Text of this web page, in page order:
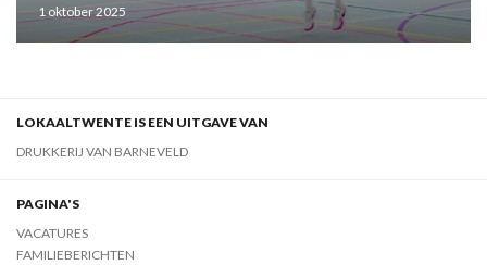
1 oktober 2025
LOKAALTWENTE IS EEN UITGAVE VAN
DRUKKERIJ VAN BARNEVELD
PAGINA'S
VACATURES
FAMILIEBERICHTEN